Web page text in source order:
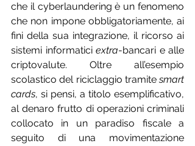
che il cyberlaundering è un fenomeno
che non impone obbligatoriamente, ai
fini della sua integrazione, il ricorso ai
sistemi informatici extra-bancari e alle
criptovalute. Oltre all’esempio
scolastico del riciclaggio tramite smart
cards, si pensi, a titolo esemplificativo,
al denaro frutto di operazioni criminali
collocato in un paradiso fiscale a
seguito di una movimentazione